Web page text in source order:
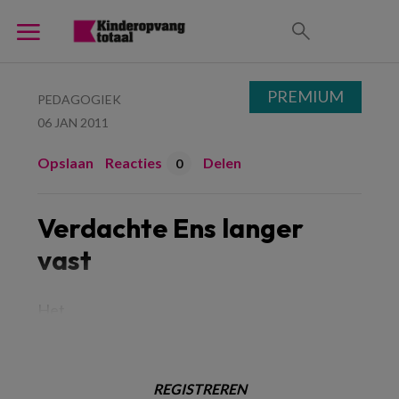
PEDAGOGIEK
06 JAN 2011
Opslaan Reacties 0 Delen
Verdachte Ens langer
vast
REGISTREREN
PREMIUM